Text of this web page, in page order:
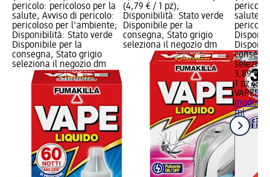
pericolo: pericoloso per la
salute, Avviso di pericolo:
pericoloso per l'ambiente;
Disponibilità: Stato verde
Disponibile per la
consegna, Stato grigio
seleziona il negozio dm
(4,79 € / 1 pz);
Disponibilità: Stato verde
Disponibile per la
consegna, Stato grigio
seleziona il negozio dm
salute,
3,89 €
1 pz
VAPE
inodore
ml